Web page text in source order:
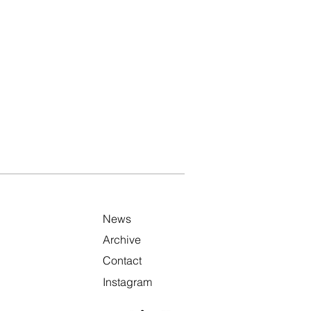
News
Archive
Contact
Instagram